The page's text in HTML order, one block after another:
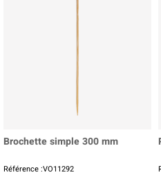
Brochette simple 300 mm
Référence :VO11292